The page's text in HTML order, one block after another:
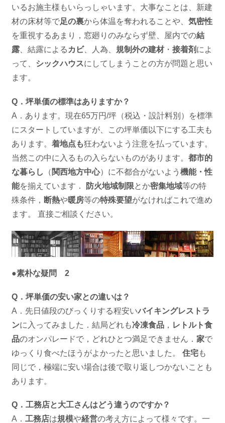
いるお施主様もいらっしゃいます。大事なことは、新建
材の床材等で足の裏から体温を奪われることや、 気密性
を重視するあまり，窓廻りのみならず壁、屋内での結
露 、結露による カビ、人為、 規制外の建材・ 接着剤 によ
って、
シックハウスにしてしまうことの方が問題と思い
ます。
Q．坪単価の標準はありますか？
A．あります。現在65万円/坪（税込・設計料別）を標準
にスタートしていますが、この坪単価以下にする工夫も
あります。 着地点も狂わないよう注意を払っています。
当然この中に入るもの入らないものがあります。 都市的
な暮らし
（ 関西地方中心）に不都合がないよう 機能・性
能を揃えています． 防火地域制限とか密集地域等の特
殊条件， 断熱や暖房等の特殊要望がなければこれで進め
ます。 直接ご相談ください。
●素朴な疑問 2
Q．坪単価の安い家との違いは？
A．先日値段のびっくりする程安いバイキングレストラ
ンに入ってみました．結局どれも冷凍食品 ， レトルト食
品のオンパレードで，どれひとつ満足できません． 家で
ゆっくり食べたほうがよかったと思いました。 住宅も
同じで，極端に安い場合は後で取り返しつかないことも
あります。
Q．工務店と大工さんはどう違うのですか？
A． 工務店は規模や経営の考え方によって様々です。一